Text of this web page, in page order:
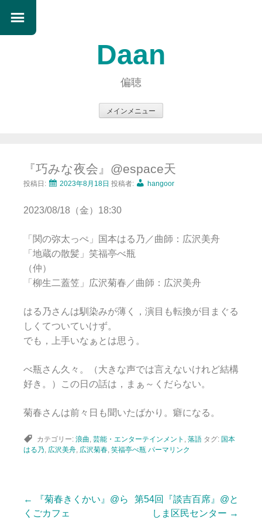
Daan
偏聴
メインメニュー
ン
ツ
ス
ッ
プ
『巧みな夜会』@espace天
投稿日: 2023年8月18日 投稿者: hangoor
2023/08/18（金）18:30
「関の弥太っぺ」国本はる乃／曲師：広沢美舟
「地蔵の散髪」笑福亭べ瓶
（仲）
「柳生二蓋笠」広沢菊春／曲師：広沢美舟
はる乃さんは馴染みが薄く，演目も転換が目まぐる
しくてついていけず。
でも，上手いなぁとは思う。
べ瓶さん久々。（大きな声では言えないけれど結構
好き。）この日の話は，まぁ～くだらない。
菊春さんは前々日も聞いたばかり。癖になる。
カテゴリー: 浪曲, 芸能・エンターテインメント , 落語 タグ: 国本
はる乃, 広沢美舟, 広沢菊春, 笑福亭べ瓶 パーマリンク
投
←
『菊春きくかい』@ら
くごカフェ
第54回『談吉百席』@と
しま区民センター →